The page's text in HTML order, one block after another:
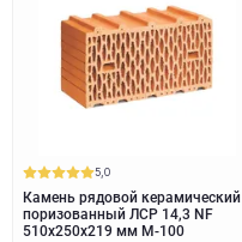
5,0
Камень рядовой керамический
поризованный ЛСР 14,3 NF
510х250х219 мм M-100